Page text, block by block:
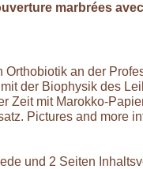
marbrées
an der
der Biophysik des
Zeit mit Marokko-
Pictures and more
und 2 Seiten